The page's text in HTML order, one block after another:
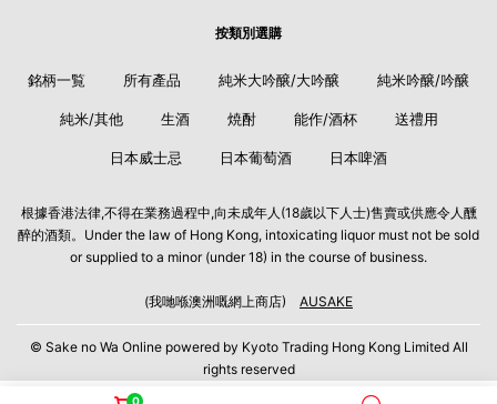
0
按類別選購
銘柄一覧 所有產品 純米大吟醸/大吟醸 純米吟醸/吟醸
純米/其他 生酒 焼酎 能作/酒杯 送禮用
日本威士忌 日本葡萄酒 日本啤酒
根據香港法律,不得在業務過程中,向未成年人(18歲以下人士)售賣或供應令人醺
醉的酒類。Under the law of Hong Kong, intoxicating liquor must not be sold
or supplied to a minor (under 18) in the course of business.
(我哋喺澳洲嘅網上商店) AUSAKE
© Sake no Wa Online powered by Kyoto Trading Hong Kong Limited All
rights reserved